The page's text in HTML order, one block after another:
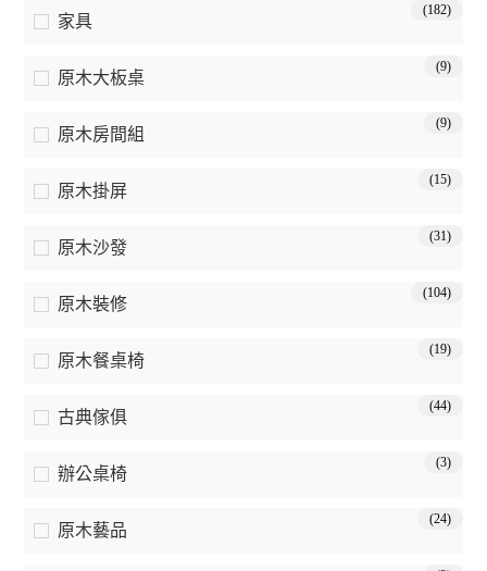
家具
(182)
原木大板桌
(9)
原木房間組
(9)
原木掛屏
(15)
原木沙發
(31)
原木裝修
(104)
原木餐桌椅
(19)
古典傢俱
(44)
辦公桌椅
(3)
原木藝品
(24)